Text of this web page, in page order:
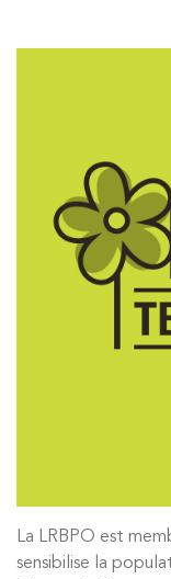
La LRBPO est
sensibilise la